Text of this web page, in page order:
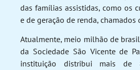
das famílias assistidas, como os
e de geração de renda, chamados
Atualmente, meio milhão de
da Sociedade São Vicente de
instituição distribui mais